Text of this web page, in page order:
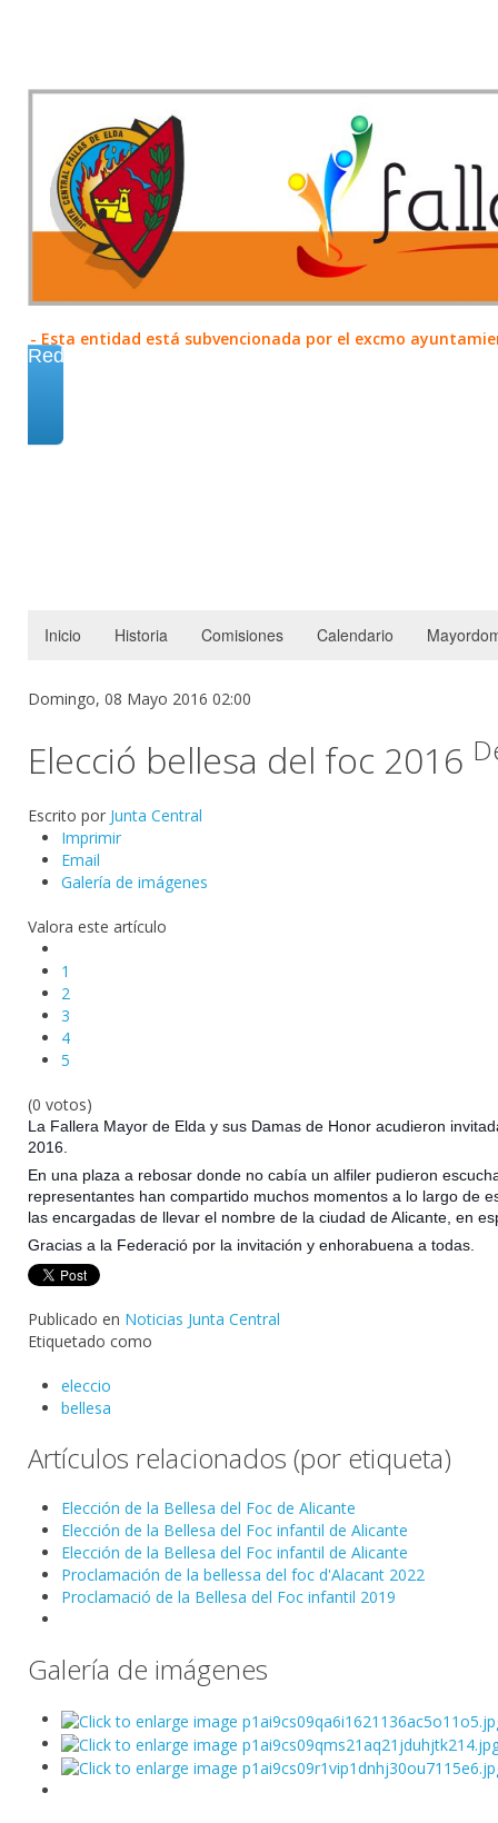
- Esta entidad está subvencionada por el excmo
Redes
Inicio Historia Comisiones Calendario
Domingo, 08 Mayo 2016 02:00
Elecció bellesa del foc 2016
Escrito por Junta Central
Imprimir
Email
Galería de imágenes
Valora este artículo
1
2
3
4
5
(0 votos)
La Fallera Mayor de Elda y sus Damas de Honor acudieron
2016.
En una plaza a rebosar donde no cabía un alfiler pudieron
representantes han compartido muchos momentos a lo largo de
las encargadas de llevar el nombre de la ciudad de Alicante, en
Gracias a la Federació por la invitación y enhorabuena a todas.
Publicado en Noticias Junta Central
Etiquetado como
eleccio
bellesa
Artículos relacionados (por etiqueta)
Elección de la Bellesa del Foc de Alicante
Elección de la Bellesa del Foc infantil de Alicante
Elección de la Bellesa del Foc infantil de Alicante
Proclamación de la bellessa del foc d'Alacant 2022
Proclamació de la Bellesa del Foc infantil 2019
Galería de imágenes